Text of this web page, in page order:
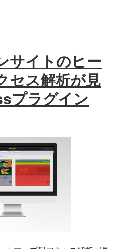
サイトのヒー
セス解析が見
プラグイン